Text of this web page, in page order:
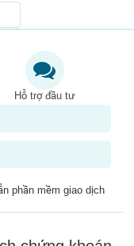
Hỗ trợ đầu tư
phần mềm giao dịch